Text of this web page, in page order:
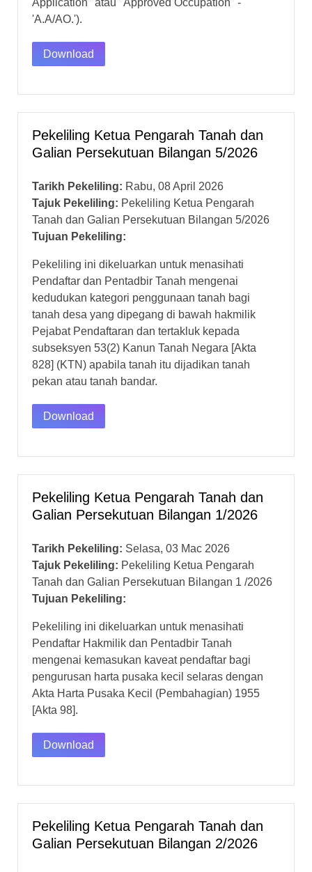
Application" atau "Approved Occupation" -
'A.A/AO.').
Download
Pekeliling Ketua Pengarah Tanah dan
Galian Persekutuan Bilangan 5/2026
Tarikh Pekeliling: Rabu, 08 April 2026
Tajuk Pekeliling: Pekeliling Ketua Pengarah
Tanah dan Galian Persekutuan Bilangan 5/2026
Tujuan Pekeliling:
Pekeliling ini dikeluarkan untuk menasihati
Pendaftar dan Pentadbir Tanah mengenai
kedudukan kategori penggunaan tanah bagi
tanah desa yang dipegang di bawah hakmilik
Pejabat Pendaftaran dan tertakluk kepada
subseksyen 53(2) Kanun Tanah Negara [Akta
828] (KTN) apabila tanah itu dijadikan tanah
pekan atau tanah bandar.
Download
Pekeliling Ketua Pengarah Tanah dan
Galian Persekutuan Bilangan 1/2026
Tarikh Pekeliling: Selasa, 03 Mac 2026
Tajuk Pekeliling: Pekeliling Ketua Pengarah
Tanah dan Galian Persekutuan Bilangan 1 /2026
Tujuan Pekeliling:
Pekeliling ini dikeluarkan untuk menasihati
Pendaftar Hakmilik dan Pentadbir Tanah
mengenai kemasukan kaveat pendaftar bagi
pengurusan harta pusaka kecil selaras dengan
Akta Harta Pusaka Kecil (Pembahagian) 1955
[Akta 98].
Download
Pekeliling Ketua Pengarah Tanah dan
Galian Persekutuan Bilangan 2/2026